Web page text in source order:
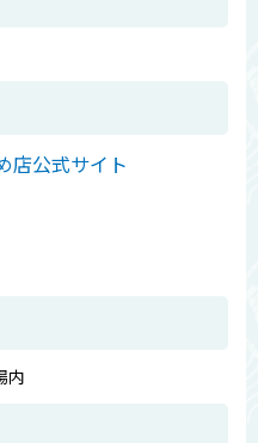
店公式サイト
内